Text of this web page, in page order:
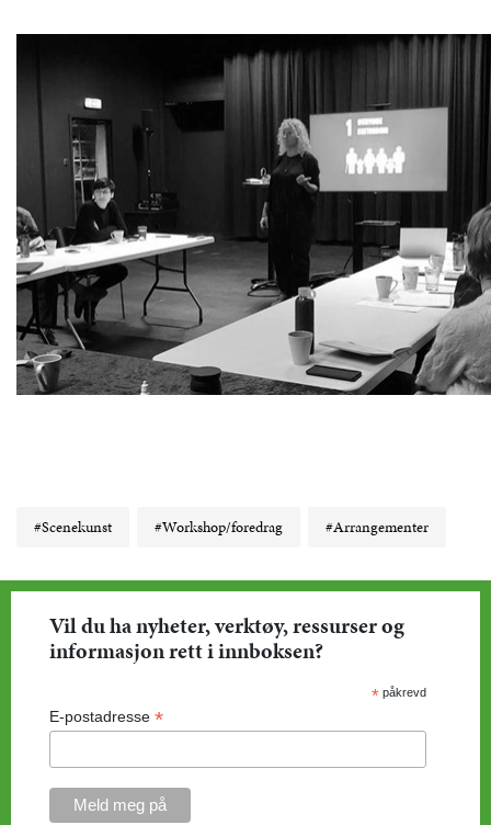
#Scenekunst #Workshop/foredrag #Arrangementer
Vil du ha nyheter, verktøy, ressurser og
informasjon rett i innboksen?
*påkrevd
E-postadresse *